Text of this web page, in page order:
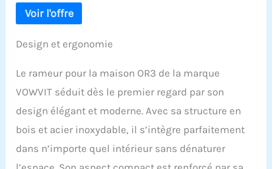
Design et ergonomie
Le rameur pour la maison OR3 de la marque
VOWVIT séduit dès le premier regard par son
design élégant et moderne. Avec sa structure en
bois et acier inoxydable, il s’intègre parfaitement
dans n’importe quel intérieur sans dénaturer